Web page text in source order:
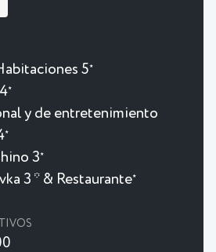
5★
★
y de entretenimiento
★
3★
3 * & Restaurante★